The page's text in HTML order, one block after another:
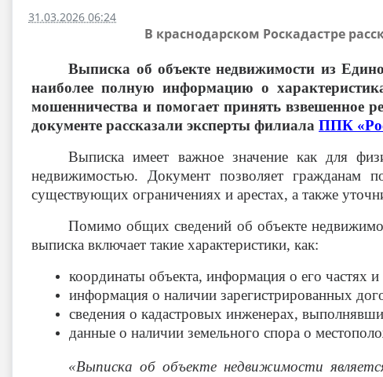
31.03.2026 06:24
В краснодарском Роскадастре
Выписка об объекте недвижимости из
наиболее полную информацию о
мошенничества и помогает принять взвешенное
документе рассказали эксперты филиала ППК
Выписка имеет важное значение как для
недвижимостью. Документ позволяет гражданам
существующих ограничениях и арестах, а также
Помимо общих сведений об объекте
выписка включает такие характеристики, как:
координаты объекта, информация о его частях
информация о наличии зарегистрированных
сведения о кадастровых инженерах,
данные о наличии земельного спора о
«Выписка об объекте недвижимости